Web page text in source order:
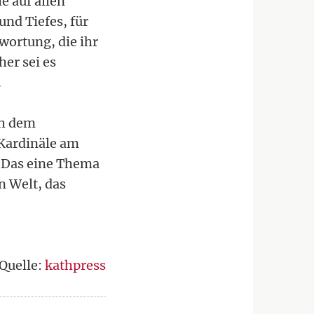
Tiefes, für
die ihr
sei es
dem
am
eine Thema
Welt, das
kathpress